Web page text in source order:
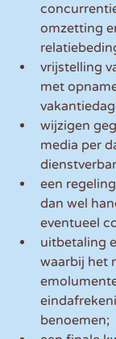
omzetting
vrijstelling
met
wijzigen
media per
een
dan wel
eventueel
uitbetaling
waarbij het
benoemen;